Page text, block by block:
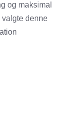
og maksimal
valgte denne